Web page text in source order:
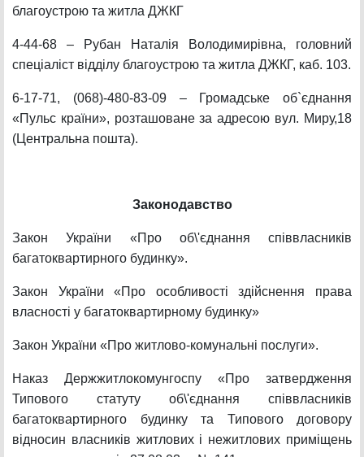
благоустрою та житла ДЖКГ
4-44-68 – Рубан Наталія Володимирівна, головний
спеціаліст відділу благоустрою та житла ДЖКГ, каб. 103.
6-17-71, (068)-480-83-09 – Громадське об`єднання
«Пульс країни», розташоване за адресою вул. Миру,18
(Центральна пошта).
Законодавство
Закон України «Про об\'єднання співвласників
багатоквартирного будинку».
Закон України «Про особливості здійснення права
власності у багатоквартирному будинку»
Закон України «Про житлово-комунальні послуги».
Наказ Держжитлокомунгоспу «Про затвердження
Типового статуту об\'єднання співвласників
багатоквартирного будинку та Типового договору
відносин власників житлових і нежитлових приміщень